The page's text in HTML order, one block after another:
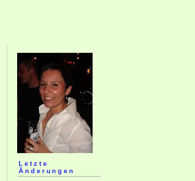
Letzte
Änderungen